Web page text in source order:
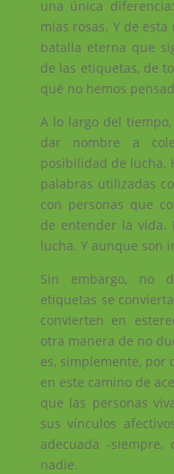
una única
mias rosas. Y de
batalla eterna que
de las etiquetas, de
qué no hemos
A lo largo del
dar nombre a
posibilidad de lucha.
palabras utilizadas
con personas que
de entender la vida.
lucha. Y aunque son
Sin embargo, no
etiquetas se
convierten en
otra manera de no
es, simplemente, por
en este camino de
que las personas
sus vínculos
adecuada -siempre,
nadie.